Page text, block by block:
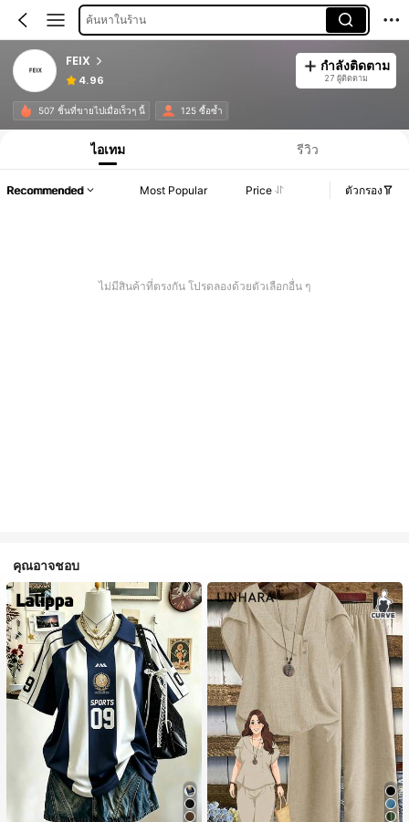
ค้นหาในร้าน
FEIX
4.96
กำลังติดตาม
27 ผู้ติดตาม
507 ชิ้นที่ขายไปเมื่อเร็วๆ นี้ 125 ซื้อซ้ำ
ไอเทม รีวิว
Recommended Most Popular Price ตัวกรอง
ไม่มีสินค้าที่ตรงกัน โปรดลองด้วยตัวเลือกอื่น ๆ
คุณอาจชอบ